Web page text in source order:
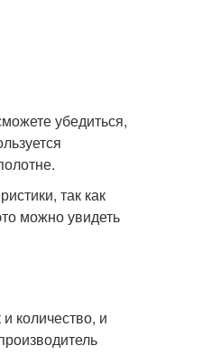
убедиться,
так как
можно увидеть
количество, и